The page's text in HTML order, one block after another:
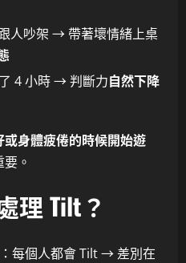
人吵架 → 帶著壞情緒上桌
4 小時 → 判斷力自然下降
身體疲倦的時候開始遊
。
理 Tilt？
：每個人都會 Tilt → 差別在